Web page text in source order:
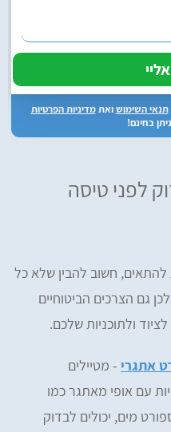
תנאי השימושואתמדיניות הפרטיות
בחינם!
לפני טיסה
להתאים, חשוב להבין שלא כל
גם הצרכים הביטוחיים
ולתוכניות שלכם.
אתגרי - מטיילים
עם אופי מאתגר כמו
מים, יכולים לבדוק